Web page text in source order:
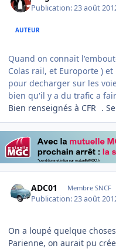
Publication:23 août
AUTEUR
Quand on connait
Colas rail, et Europorte )
pour decharger sur les
bien qu'il y a du trafic a
Bien renseignés à CFR .
ADC01 Membre SNCF
Publication:23 août
On a loupé quelque
Parienne, on aurait pu